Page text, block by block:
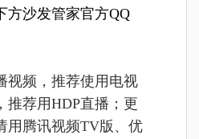
方沙发管家官方QQ
视频，推荐使用电视
推荐用HDP直播；更
用腾讯视频TV版、优